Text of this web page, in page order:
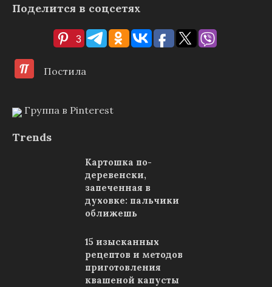
Поделится в соцсетях
3
Постила
Группа в Pinterest
Trends
Картошка по-
деревенски,
запеченная в
духовке: пальчики
оближешь
15 изысканных
рецептов и методов
приготовления
квашеной капусты